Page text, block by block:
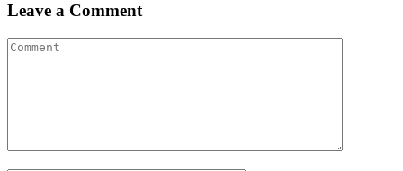
Leave a Comment